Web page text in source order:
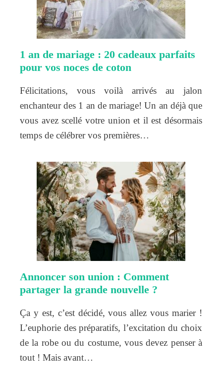
1 an de mariage : 20 cadeaux parfaits
pour vos noces de coton
Félicitations, vous voilà arrivés au jalon
enchanteur des 1 an de mariage! Un an déjà que
vous avez scellé votre union et il est désormais
temps de célébrer vos premières…
Annoncer son union : Comment
partager la grande nouvelle ?
Ça y est, c’est décidé, vous allez vous marier !
L’euphorie des préparatifs, l’excitation du choix
de la robe ou du costume, vous devez penser à
tout ! Mais avant…